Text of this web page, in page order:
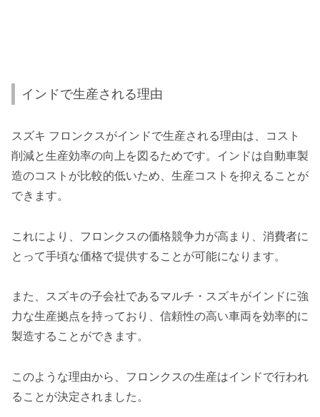
インドで生産される理由
スズキ フロンクスがインドで生産される理由は、コスト
削減と生産効率の向上を図るためです。インドは自動車製
造のコストが比較的低いため、生産コストを抑えることが
できます。
これにより、フロンクスの価格競争力が高まり、消費者に
とって手頃な価格で提供することが可能になります。
また、スズキの子会社であるマルチ・スズキがインドに強
力な生産拠点を持っており、信頼性の高い車両を効率的に
製造することができます。
このような理由から、フロンクスの生産はインドで行われ
ることが決定されました。